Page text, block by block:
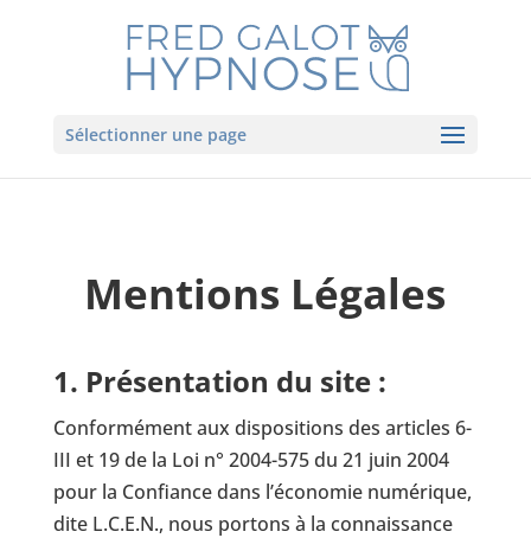
Sélectionner une page
Mentions Légales
1. Présentation du site :
Conformément aux dispositions des articles 6-
III et 19 de la Loi n° 2004-575 du 21 juin 2004
pour la Confiance dans l’économie numérique,
dite L.C.E.N., nous portons à la connaissance